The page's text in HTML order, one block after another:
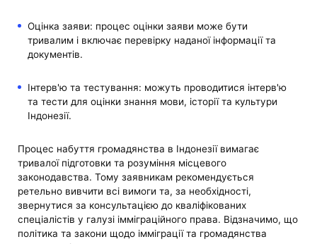
Оцінка заяви: процес оцінки заяви може бути
тривалим і включає перевірку наданої інформації та
документів.
Інтерв'ю та тестування: можуть проводитися інтерв'ю
та тести для оцінки знання мови, історії та культури
Індонезії.
Процес набуття громадянства в Індонезії вимагає
тривалої підготовки та розуміння місцевого
законодавства. Тому заявникам рекомендується
ретельно вивчити всі вимоги та, за необхідності,
звернутися за консультацією до кваліфікованих
спеціалістів у галузі імміграційного права. Відзначимо, що
політика та закони щодо імміграції та громадянства